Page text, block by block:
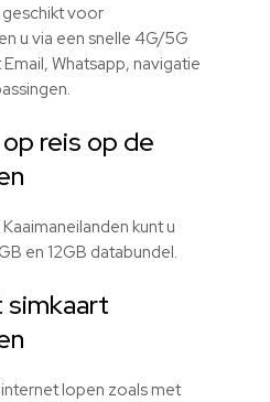
voor
u via een snelle 4G/5G
Whatsapp, navigatie
reis op de
kunt u
en 12GB databundel.
simkaart
lopen zoals met